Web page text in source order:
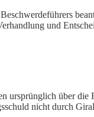
und
ursprünglich über
nicht durch